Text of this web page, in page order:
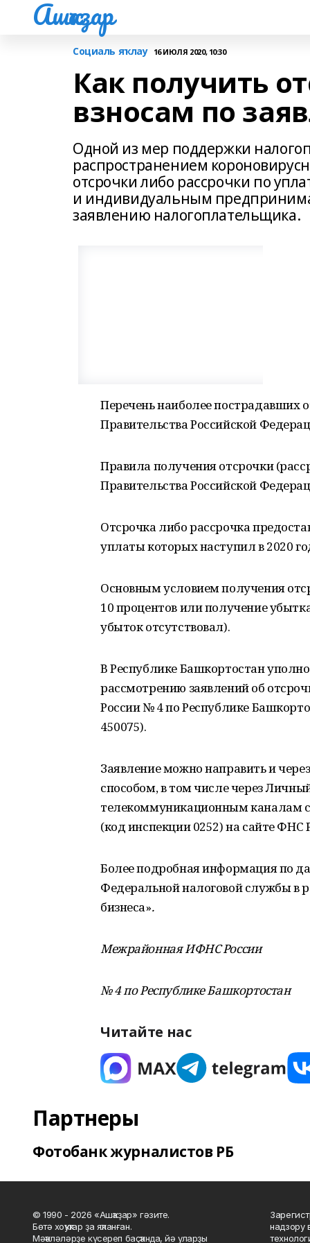
Ашҡаҙар
Социаль яҡлау 16 ИЮЛЯ 2020, 10:30
Как получить
взносам по
Одной из мер поддержки
распространением
отсрочки либо рассрочки по
и индивидуальным
заявлению налогоплательщика.
Перечень наиболее пострадавших
Правительства Российской
Правила получения отсрочки
Правительства Российской
Отсрочка либо рассрочка
уплаты которых наступил в 2020
Основным условием получения
10 процентов или получение
убыток отсутствовал).
В Республике Башкортостан
рассмотрению заявлений об
России № 4 по Республике
450075).
Заявление можно направить и
способом, в том числе через
телекоммуникационным каналам
(код инспекции 0252) на сайте ФНС
Более подробная информация по
Федеральной налоговой службы в
бизнеса».
Межрайонная ИФНС России
№ 4 по Республике Башкортостан
Читайте нас
Партнеры
Фотобанк журналистов РБ
© 1990 - 2026 «Ашҡаҙар» гәзите.
Бөтә хоҡуҡтар ҙа яҡланған.
Мәҡәләләрҙе күсереп баҫҡанда, йә уларҙы
надзору